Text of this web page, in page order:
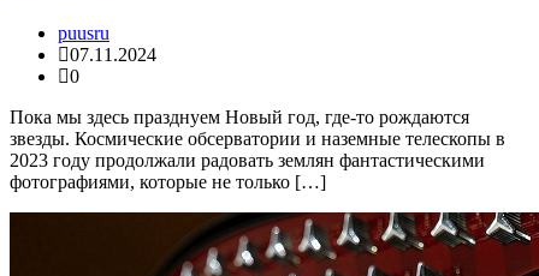
puusru
07.11.2024
0
Пока мы здесь празднуем Новый год, где-то рождаются
звезды. Космические обсерватории и наземные телескопы в
2023 году продолжали радовать землян фантастическими
фотографиями, которые не только […]